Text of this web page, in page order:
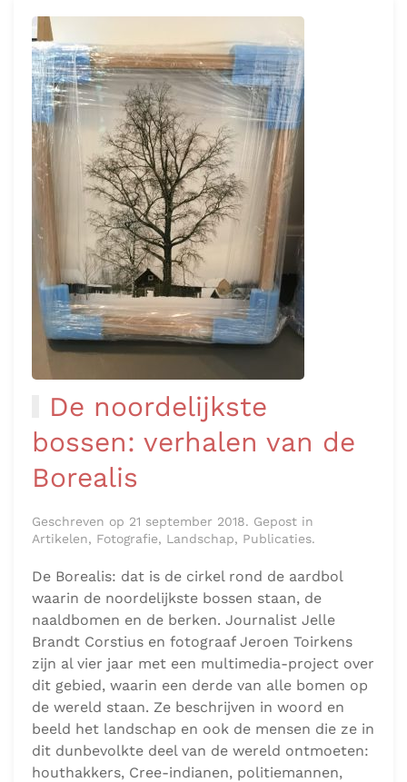
De noordelijkste
bossen: verhalen van de
Borealis
Geschreven op 21 september 2018. Gepost in
Artikelen, Fotografie, Landschap, Publicaties.
De Borealis: dat is de cirkel rond de aardbol
waarin de noordelijkste bossen staan, de
naaldbomen en de berken. Journalist Jelle
Brandt Corstius en fotograaf Jeroen Toirkens
zijn al vier jaar met een multimedia-project over
dit gebied, waarin een derde van alle bomen op
de wereld staan. Ze beschrijven in woord en
beeld het landschap en ook de mensen die ze in
dit dunbevolkte deel van de wereld ontmoeten:
houthakkers, Cree-indianen, politiemannen,